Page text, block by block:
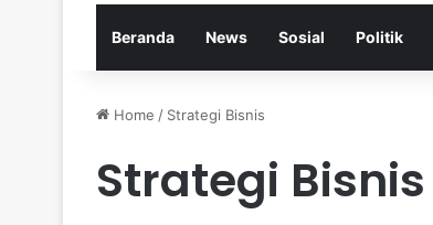
Beranda News Sosial Politik
Home / Strategi Bisnis
Strategi Bisnis